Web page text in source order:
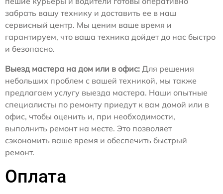
забрать вашу технику и доставить ее в наш
сервисный центр. Мы ценим ваше время и
гарантируем, что ваша техника дойдет до нас быстро
и безопасно.
Выезд мастера на дом или в офис: Для решения
небольших проблем с вашей техникой, мы также
предлагаем услугу выезда мастера. Наши опытные
специалисты по ремонту приедут к вам домой или в
офис, чтобы оценить и, при необходимости,
выполнить ремонт на месте. Это позволяет
сэкономить ваше время и обеспечить быстрый
ремонт.
Оплата